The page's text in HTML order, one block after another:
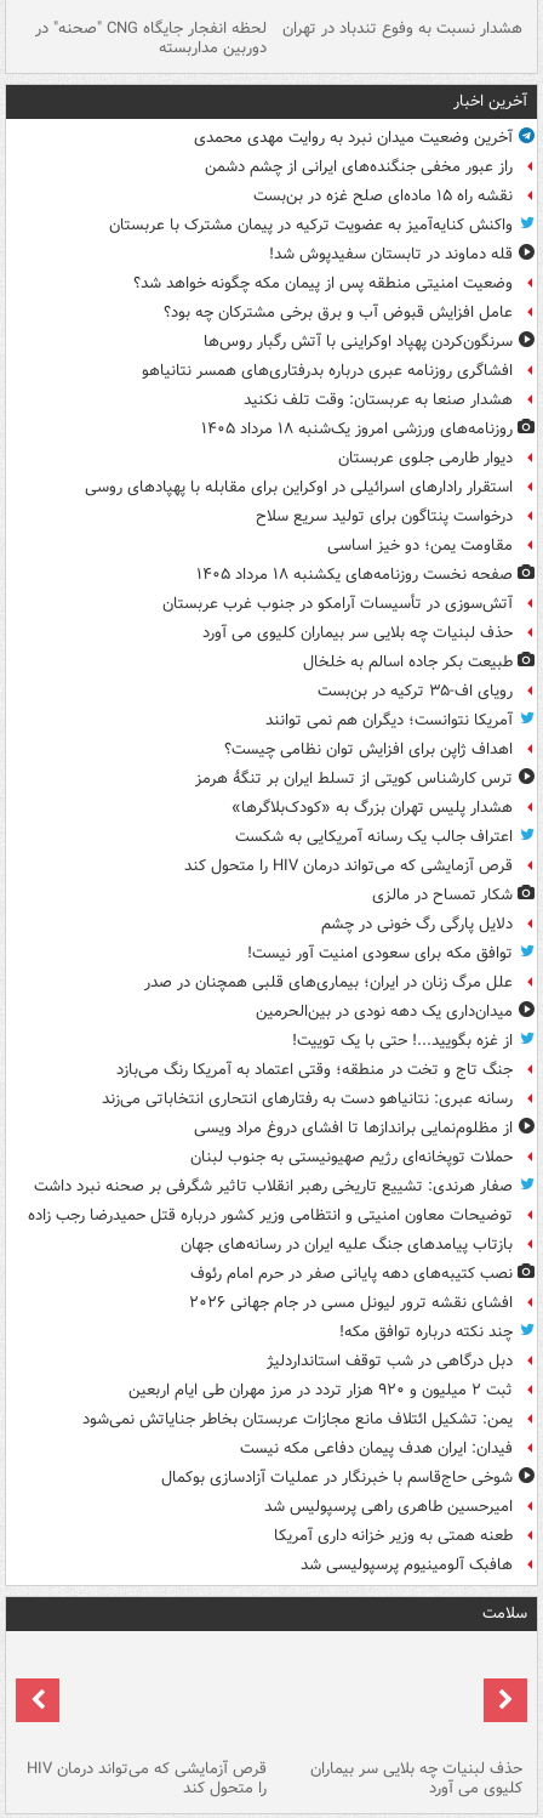
هشدار نسبت به وفوع تندباد در تهران لحظه انفجار جایگاه CNG "صحنه" در
دوربین مداربسته
آخرین اخبار
آخرین وضعیت میدان نبرد به روایت مهدی محمدی
راز عبور مخفی جنگنده‌های ایرانی از چشم دشمن
نقشه راه ۱۵ ماده‌ای صلح غزه در بن‌بست
واکنش کنایه‌آمیز به عضویت ترکیه در پیمان مشترک با عربستان
قله دماوند در تابستان سفیدپوش شد!
وضعیت امنیتی منطقه پس از پیمان مکه چگونه خواهد شد؟
عامل افزایش قبوض آب و برق برخی مشترکان چه بود؟
سرنگون‌کردن پهپاد اوکراینی با آتش رگبار روس‌ها
افشاگری روزنامه عبری درباره بدرفتاری‌های همسر نتانیاهو
هشدار صنعا به عربستان: وقت تلف نکنید
روزنامه‌های ورزشی امروز یک‌شنبه ۱۸ مرداد ۱۴۰۵
دیوار طارمی جلوی عربستان
استقرار رادارهای اسرائیلی در اوکراین برای مقابله با پهپادهای روسی
درخواست پنتاگون برای تولید سریع سلاح
مقاومت یمن؛ دو خیز اساسی
صفحه نخست روزنامه‌های یکشنبه ۱۸ مرداد ۱۴۰۵
آتش‌سوزی در تأسیسات آرامکو در جنوب غرب عربستان
حذف لبنیات چه بلایی سر بیماران کلیوی می آورد
طبیعت بکر جاده اسالم به خلخال
رویای اف-۳۵ ترکیه در بن‌بست
آمریکا نتوانست؛ دیگران هم نمی توانند
اهداف ژاپن برای افزایش توان نظامی چیست؟
ترس کارشناس کویتی از تسلط ایران بر تنگۀ هرمز
هشدار پلیس تهران بزرگ به «کودک‌بلاگرها»
اعتراف جالب یک رسانه آمریکایی به شکست
قرص آزمایشی که می‌تواند درمان HIV را متحول کند
شکار تمساح در مالزی
دلایل پارگی رگ خونی در چشم
توافق مکه برای سعودی امنیت آور نیست!
علل مرگ زنان در ایران؛ بیماری‌های قلبی همچنان در صدر
میدان‌داری یک دهه نودی در بین‌الحرمین
از غزه بگویید...! حتی با یک توییت!
جنگ تاج و تخت در منطقه؛ وقتی اعتماد به آمریکا رنگ می‌بازد
رسانه عبری: نتانیاهو دست به رفتارهای انتحاری انتخاباتی می‌زند
از مظلوم‌نمایی براندازها تا افشای دروغ مراد ویسی
حملات توپخانه‌ای رژیم صهیونیستی به جنوب لبنان
صفار هرندی: تشییع تاریخی رهبر انقلاب تاثیر شگرفی بر صحنه نبرد داشت
توضیحات معاون امنیتی و انتظامی وزیر کشور درباره قتل حمیدرضا رجب زاده
بازتاب پیامدهای جنگ علیه ایران در رسانه‌های جهان
نصب کتیبه‌های دهه پایانی صفر در حرم امام رئوف
افشای نقشه ترور لیونل مسی در جام جهانی ۲۰۲۶
چند نکته درباره توافق مکه!
دبل درگاهی در شب توقف استانداردلیژ
ثبت ۲ میلیون و ۹۲۰ هزار تردد در مرز مهران طی ایام اربعین
یمن: تشکیل ائتلاف مانع مجازات عربستان بخاطر جنایاتش نمی‌شود
فیدان: ایران هدف پیمان دفاعی مکه نیست
شوخی حاج‌قاسم با خبرنگار در عملیات آزادسازی بوکمال
امیرحسین طاهری راهی پرسپولیس شد
طعنه همتی به وزیر خزانه داری آمریکا
هافبک آلومینیوم پرسپولیسی شد
سلامت
حذف لبنیات چه بلایی سر بیماران
کلیوی می آورد
قرص آزمایشی که می‌تواند درمان HIV
را متحول کند